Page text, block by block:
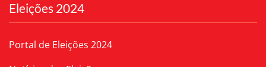
Eleições 2024
Portal de Eleições 2024